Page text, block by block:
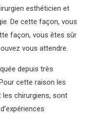
esthéticien et
De cette façon, vous
façon, vous êtes sûr
vous attendre.
depuis très
cette raison les
chirurgiens, sont